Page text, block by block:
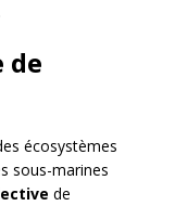
de
écosystèmes
sous-marines
de